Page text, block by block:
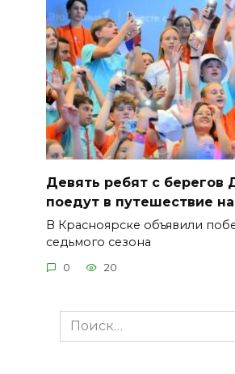
Девять ребят с берегов
поедут в путешествие
В Красноярске объявили
седьмого сезона
0 20
Search
for: